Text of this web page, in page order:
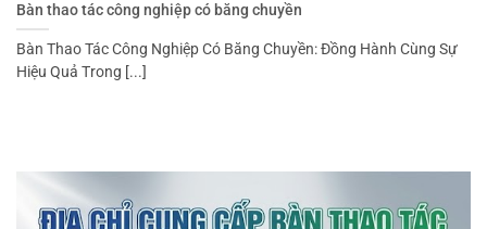
Bàn thao tác công nghiệp có băng chuyền
Bàn Thao Tác Công Nghiệp Có Băng Chuyền: Đồng Hành Cùng Sự
Hiệu Quả Trong [...]